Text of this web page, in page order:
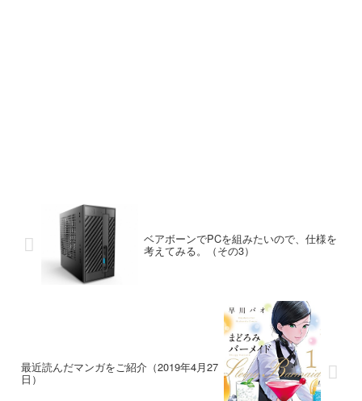
ベアボーンでPCを組みたいので、仕様を
考えてみる。（その3）
最近読んだマンガをご紹介（2019年4月27
日）